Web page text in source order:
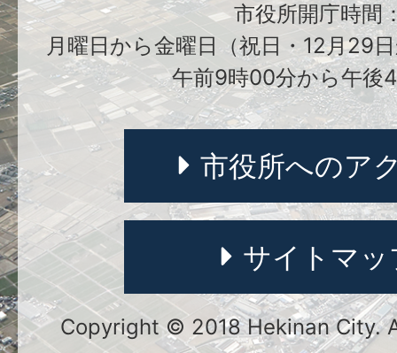
市役所開庁時間
月曜日から金曜日（祝日・12月29
午前9時00分から午後
市役所へのア
サイトマッ
Copyright © 2018 Hekinan City.